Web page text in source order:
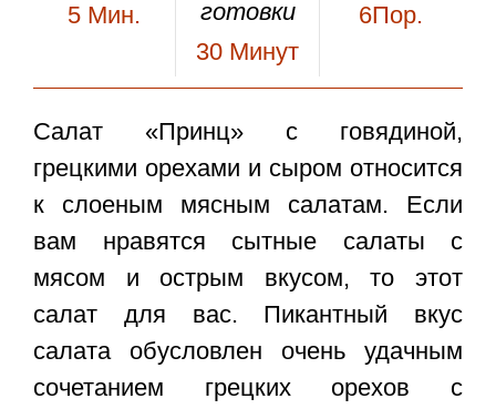
5 Мин.
готовки
30 Минут
6Пор.
Салат «Принц» с говядиной,
грецкими орехами и сыром относится
к слоеным мясным салатам. Если
вам нравятся сытные салаты с
мясом и острым вкусом, то этот
салат для вас. Пикантный вкус
салата обусловлен очень удачным
сочетанием грецких орехов с